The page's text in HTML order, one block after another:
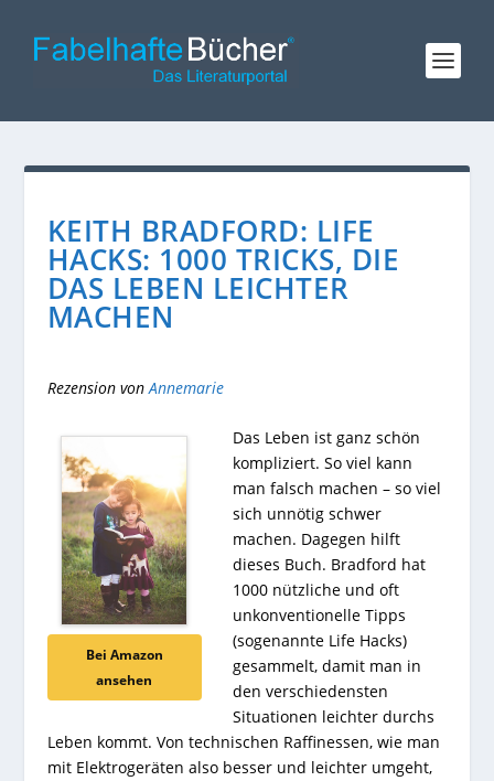
KEITH BRADFORD: LIFE
HACKS: 1000 TRICKS, DIE
DAS LEBEN LEICHTER
MACHEN
Rezension vonAnnemarie
Bei Amazon
ansehen
Das Leben ist ganz schön
kompliziert. So viel kann
man falsch machen – so viel
sich unnötig schwer
machen. Dagegen hilft
dieses Buch. Bradford hat
1000 nützliche und oft
unkonventionelle Tipps
(sogenannte Life Hacks)
gesammelt, damit man in
den verschiedensten
Situationen leichter durchs
Leben kommt. Von technischen Raffinessen, wie man
mit Elektrogeräten also besser und leichter umgeht,